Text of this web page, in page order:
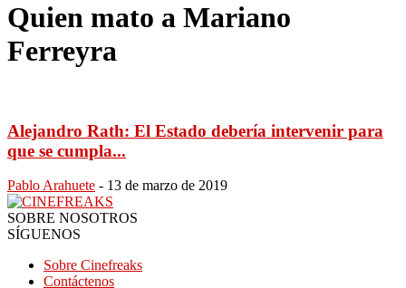
Quien mato a Mariano
Ferreyra
Alejandro Rath: El Estado debería intervenir para
que se cumpla...
Pablo Arahuete - 13 de marzo de 2019
SOBRE NOSOTROS
SÍGUENOS
Sobre Cinefreaks
Contáctenos